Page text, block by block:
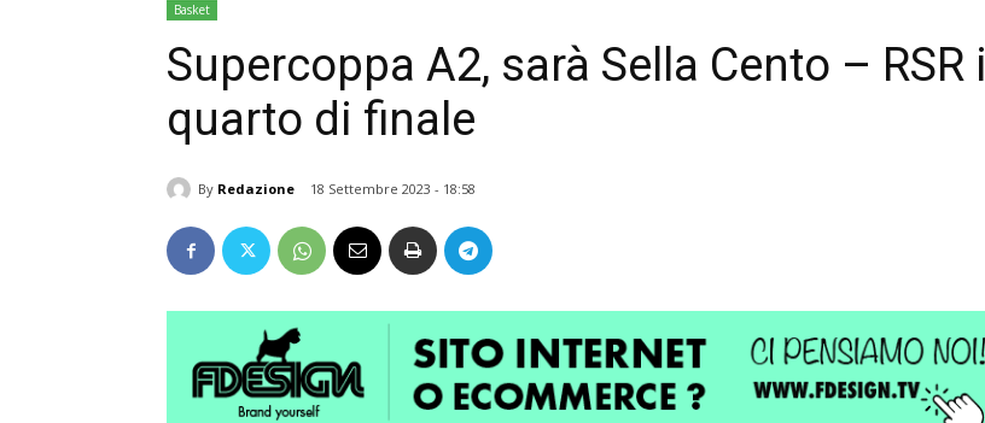
Basket
Supercoppa A2, sarà Sella Cento – RSR il
quarto di finale
By Redazione 18 Settembre 2023 - 18:58